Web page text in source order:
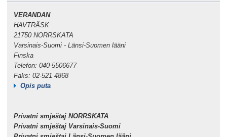
VERANDAN
HAVTRÄSK
21750 NORRSKATA
Varsinais-Suomi - Länsi-Suomen lääni
Finska
Telefon: 040-5506677
Faks: 02-521 4868
Opis puta
Privatni smještaj NORRSKATA
Privatni smještaj Varsinais-Suomi